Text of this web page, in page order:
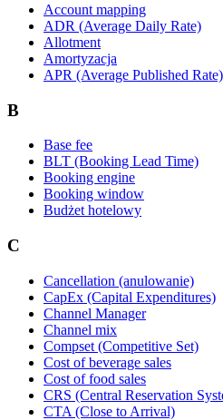
Account mapping
ADR (Average Daily Rate)
Allotment
Amortyzacja
APR (Average Published Rate)
B
Base fee
BLT (Booking Lead Time)
Booking engine
Booking window
Budżet hotelowy
C
Cancellation (anulowanie)
CapEx (Capital Expenditures)
Channel Manager
Channel mix
Compset (Competitive Set)
Cost of beverage sales
Cost of food sales
CRS (Central Reservation
CTA (Close to Arrival)